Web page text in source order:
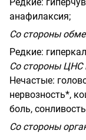
анафилаксия;
Со стороны
Редкие:
Со стороны ЦHC
Нечастые:
нервозность*,
боль,
Со стороны